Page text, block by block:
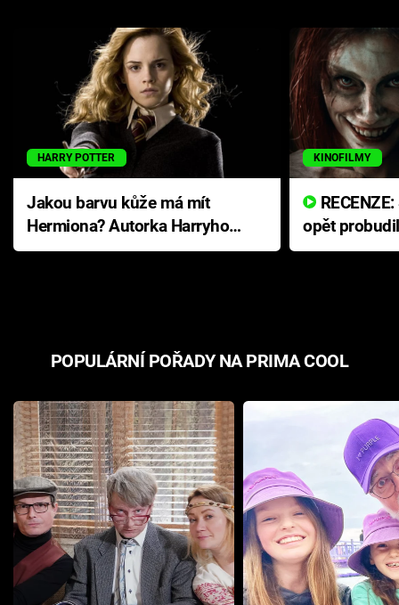
HARRY POTTER
Jakou barvu kůže má mít
Hermiona? Autorka Harryho
Pottera přišla s ráznou
KINOFILMY
opět
přichází s
POPULÁRNÍ POŘADY NA PRIMA COOL